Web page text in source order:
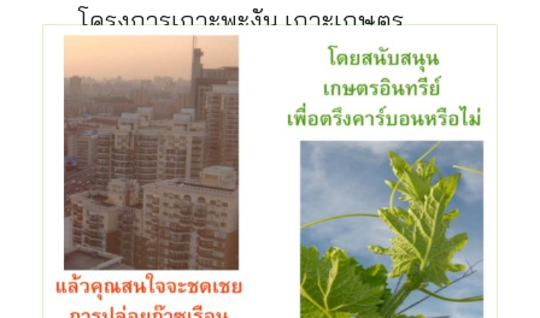
โครงการเกาะพะงัน เกาะเกษตร
ระยะเวลา เริ่ม: มกราคม 54 สิ้นสุด: กรกฎา […]
8 ก.ค. 2554